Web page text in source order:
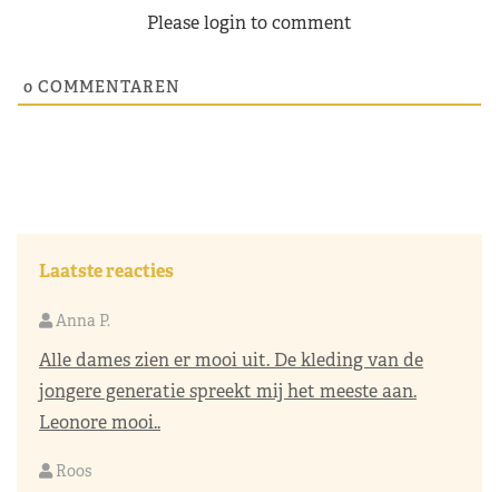
Please login to comment
0 COMMENTAREN
Laatste reacties
Anna P.
Alle dames zien er mooi uit. De kleding van de
jongere generatie spreekt mij het meeste aan.
Leonore mooi..
Roos